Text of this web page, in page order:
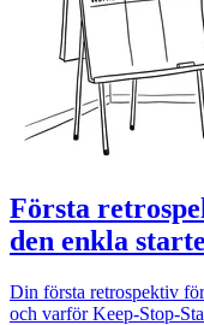
Första
den enkla
Din första retrospektiv
och varför Keep-Stop-